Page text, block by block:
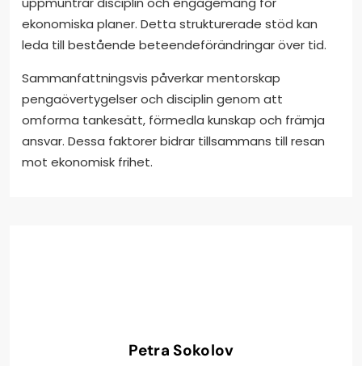
ekonomiska planer. Detta strukturerade stöd kan
leda till bestående beteendeförändringar över tid.
Sammanfattningsvis påverkar mentorskap
pengaövertygelser och disciplin genom att
omforma tankesätt, förmedla kunskap och främja
ansvar. Dessa faktorer bidrar tillsammans till resan
mot ekonomisk frihet.
Petra Sokolov